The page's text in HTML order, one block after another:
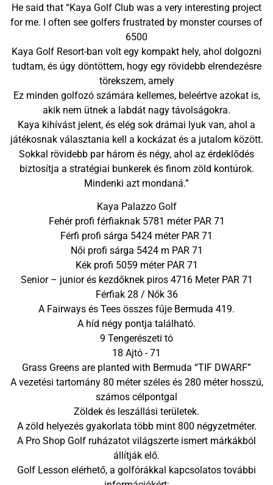
He said that “Kaya Golf Club was a very interesting project
for me. I often see golfers frustrated by monster courses of
6500
Kaya Golf Resort-ban volt egy kompakt hely, ahol dolgozni
tudtam, és úgy döntöttem, hogy egy rövidebb elrendezésre
törekszem, amely
Ez minden golfozó számára kellemes, beleértve azokat is,
akik nem ütnek a labdát nagy távolságokra.
Kaya kihívást jelent, és elég sok drámai lyuk van, ahol a
játékosnak választania kell a kockázat és a jutalom között.
Sokkal rövidebb par három és négy, ahol az érdeklődés
biztosítja a stratégiai bunkerek és finom zöld kontúrok.
Mindenki azt mondaná.”
Kaya Palazzo Golf
Fehér profi férfiaknak 5781 méter PAR 71
Férfi profi sárga 5424 méter PAR 71
Női profi sárga 5424 m PAR 71
Kék profi 5059 méter PAR 71
Senior – junior és kezdőknek piros 4716 Meter PAR 71
Férfiak 28 / Nők 36
A Fairways és Tees összes fűje Bermuda 419.
A híd négy pontja található.
9 Tengerészeti tó
18 Ajtó - 71
Grass Greens are planted with Bermuda “TIF DWARF”
A vezetési tartomány 80 méter széles és 280 méter hosszú,
számos célpontgal
Zöldek és leszállási területek.
A zöld helyezés gyakorlata több mint 800 négyzetméter.
A Pro Shop Golf ruházatot világszerte ismert márkákból
állítják elő.
Golf Lesson elérhető, a golfórákkal kapcsolatos további